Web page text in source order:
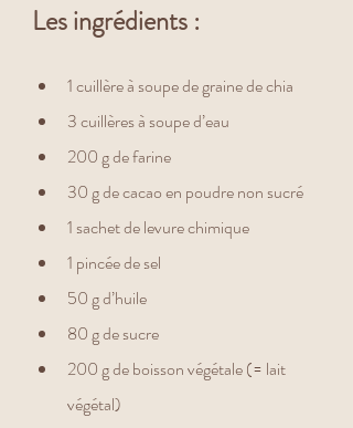
Les ingrédients :
1 cuillère à soupe de graine de chia
3 cuillères à soupe d’eau
200 g de farine
30 g de cacao en poudre non sucré
1 sachet de levure chimique
1 pincée de sel
50 g d’huile
80 g de sucre
200 g de boisson végétale (= lait
végétal)